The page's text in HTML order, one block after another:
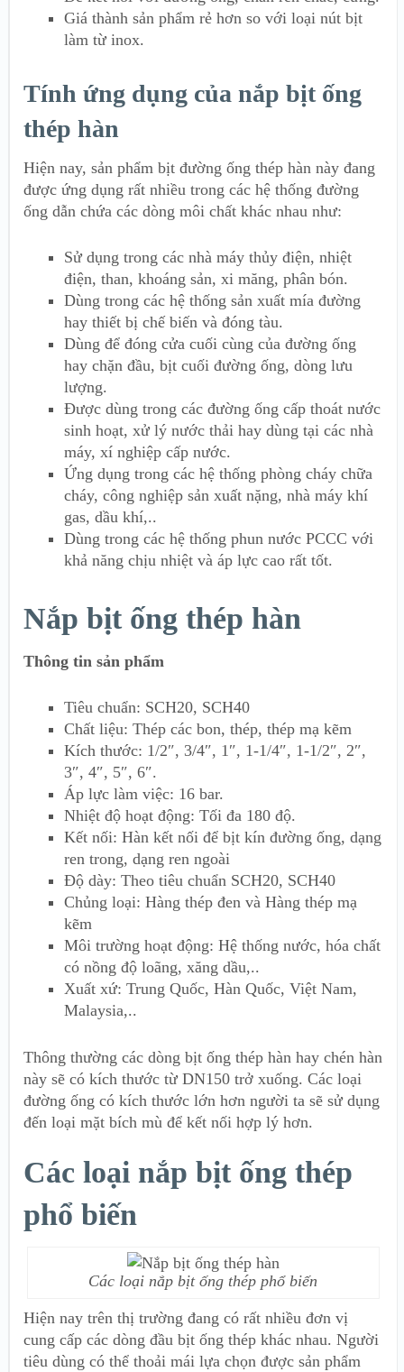
Giá thành sản phẩm rẻ hơn so với loại nút bịt
làm từ inox.
Tính ứng dụng của nắp bịt ống
thép hàn
Hiện nay, sản phẩm bịt đường ống thép hàn này đang
được ứng dụng rất nhiều trong các hệ thống đường
ống dẫn chứa các dòng môi chất khác nhau như:
Sử dụng trong các nhà máy thủy điện, nhiệt
điện, than, khoáng sản, xi măng, phân bón.
Dùng trong các hệ thống sản xuất mía đường
hay thiết bị chế biến và đóng tàu.
Dùng để đóng cửa cuối cùng của đường ống
hay chặn đầu, bịt cuối đường ống, dòng lưu
lượng.
Được dùng trong các đường ống cấp thoát nước
sinh hoạt, xử lý nước thải hay dùng tại các nhà
máy, xí nghiệp cấp nước.
Ứng dụng trong các hệ thống phòng cháy chữa
cháy, công nghiệp sản xuất nặng, nhà máy khí
gas, dầu khí,..
Dùng trong các hệ thống phun nước PCCC với
khả năng chịu nhiệt và áp lực cao rất tốt.
Nắp bịt ống thép hàn
Thông tin sản phẩm
Tiêu chuẩn: SCH20, SCH40
Chất liệu: Thép các bon, thép, thép mạ kẽm
Kích thước: 1/2″, 3/4″, 1″, 1-1/4″, 1-1/2″, 2″,
3″, 4″, 5″, 6″.
Áp lực làm việc: 16 bar.
Nhiệt độ hoạt động: Tối đa 180 độ.
Kết nối: Hàn kết nối để bịt kín đường ống, dạng
ren trong, dạng ren ngoài
Độ dày: Theo tiêu chuẩn SCH20, SCH40
Chủng loại: Hàng thép đen và Hàng thép mạ
kẽm
Môi trường hoạt động: Hệ thống nước, hóa chất
có nồng độ loãng, xăng dầu,..
Xuất xứ: Trung Quốc, Hàn Quốc, Việt Nam,
Malaysia,..
Thông thường các dòng bịt ống thép hàn hay chén hàn
này sẽ có kích thước từ DN150 trở xuống. Các loại
đường ống có kích thước lớn hơn người ta sẽ sử dụng
đến loại mặt bích mù để kết nối hợp lý hơn.
Các loại nắp bịt ống thép
phổ biến
Các loại nắp bịt ống thép phổ biến
Hiện nay trên thị trường đang có rất nhiều đơn vị
cung cấp các dòng đầu bịt ống thép khác nhau. Người
tiêu dùng có thể thoải mái lựa chọn được sản phẩm